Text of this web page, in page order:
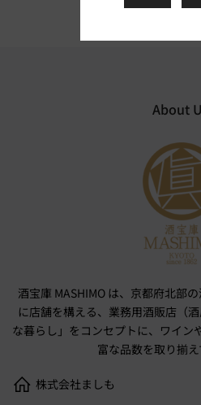
About
酒宝庫 MASHIMO は、京都府北部
に店舗を構える、業務用酒販店（
な暮らし」をコンセプトに、ワイン
富な品数を取り揃え
株式会社ましも